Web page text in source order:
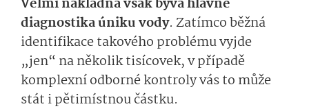
diagnostika úniku vody. Zatímco běžná
identifikace takového problému vyjde
„jen“ na několik tisícovek, v případě
komplexní odborné kontroly vás to může
stát i pětimístnou částku.